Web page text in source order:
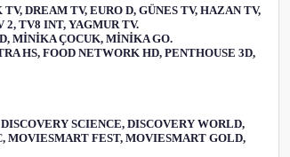
DREAM TV, EURO D, GÜNES TV, HAZAN TV,
2, TV8 INT, YAGMUR TV.
MİNİKA ÇOCUK, MİNİKA GO.
HS, FOOD NETWORK HD, PENTHOUSE 3D,
SCIENCE, DISCOVERY WORLD,
MOVIESMART FEST, MOVIESMART GOLD,